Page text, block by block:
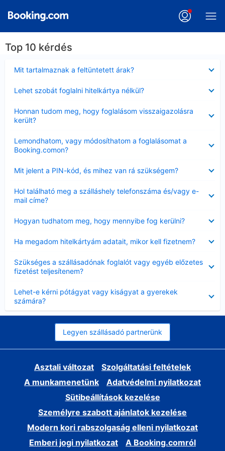
Top 10 kérdés
Mit tartalmaznak a feltüntetett árak?
Lehet szobát foglalni hitelkártya nélkül?
Honnan tudom meg, hogy foglalásom visszaigazolásra
került?
Lemondhatom, vagy módosíthatom a foglalásomat a
Booking.comon?
Mit jelent a PIN-kód, és mihez van rá szükségem?
Hol található meg a szálláshely telefonszáma és/vagy e-
mail címe?
Hogyan tudhatom meg, hogy mennyibe fog kerülni?
Ha megadom hitelkártyám adatait, mikor kell fizetnem?
Szükséges a szállásadónak foglalót vagy egyéb előzetes
fizetést teljesítenem?
Lehet-e kérni pótágyat vagy kiságyat a gyerekek
számára?
Legyen szállásadó partnerünk
Asztali változat
Szolgáltatási feltételek
A munkamenetünk
Adatvédelmi nyilatkozat
Sütibeállítások kezelése
Személyre szabott ajánlatok kezelése
Modern kori rabszolgaság elleni nyilatkozat
Emberi jogi nyilatkozat
A Booking.comról